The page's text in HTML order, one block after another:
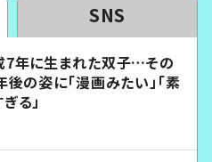
SNS
7年に生まれた双子…その
後の姿に「漫画みたい」「素
る」